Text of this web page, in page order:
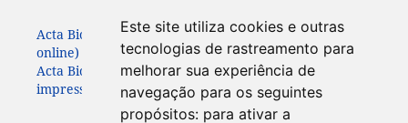
Este site utiliza cookies e outras
tecnologias de rastreamento para
melhorar sua experiência de
navegação para os seguintes
propósitos: para ativar a
Acta Biológica Paranaense. ISSN: 2236-1472 (versão
online)
Acta Biológica Paranaense. ISSN: 0301-2123 (versão
impressa) (Apenas até 2010)